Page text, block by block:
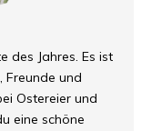
des Jahres. Es ist
Freunde und
Ostereier und
eine schöne